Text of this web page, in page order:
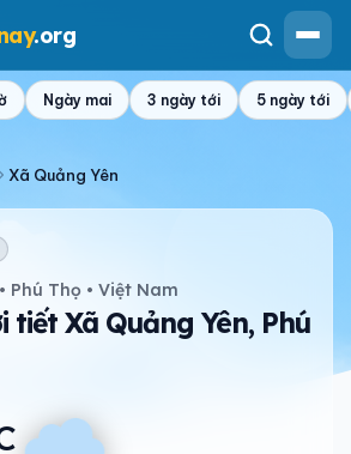
.org
Ngày mai 3 ngày tới 5 ngày tới
Xã Quảng Yên
Phú Thọ • Việt Nam
tiết Xã Quảng Yên, Phú